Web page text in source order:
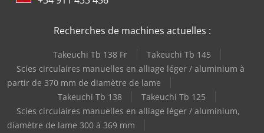
Recherches de machines actuelles :
Takeuchi Tb 138 Fr
Takeuchi Tb 145
Scies circulaires manuelles en alliage léger / aluminium à
partir de 370 mm de diamètre de lame
Takeuchi Tb 138
Takeuchi Tb 125
Scies circulaires manuelles en alliage léger / aluminium,
diamètre de lame 300 à 369 mm